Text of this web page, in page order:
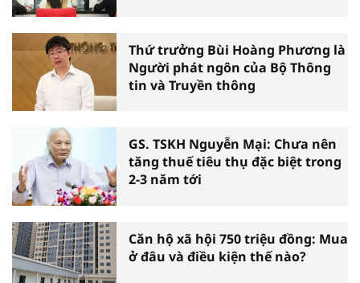
Thứ trưởng Bùi Hoàng Phương là
Người phát ngôn của Bộ Thông
tin và Truyền thông
GS. TSKH Nguyễn Mại: Chưa nên
tăng thuế tiêu thụ đặc biệt trong
2-3 năm tới
Căn hộ xã hội 750 triệu đồng: Mua
ở đâu và điều kiện thế nào?